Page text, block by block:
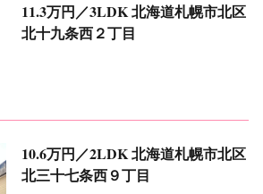
11.3万円／3LDK北海道札幌市北区
北十九条西２丁目
10.6万円／2LDK北海道札幌市北区
北三十七条西９丁目